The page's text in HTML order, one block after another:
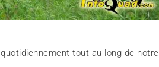
tout au long de notre